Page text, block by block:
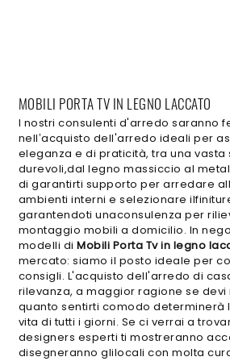
MOBILI PORTA TV IN LEGNO LACCATO
I nostri consulenti d'arredo saranno
nell’acquisto dell'arredo ideali per
eleganza e di praticità, tra una
durevoli,dal legno massiccio al
di garantirti supporto per arredare
ambienti interni e selezionare
garantendoti unaconsulenza per
montaggio mobili a domicilio. In
modelli di Mobili Porta Tvin legno
mercato: siamo il posto ideale per
consigli. L'acquisto dell'arredo di
rilevanza, a maggior ragione se devi
quanto sentirti comodo determinerà
vita di tutti i giorni. Se ci verrai a
designers esperti ti mostreranno
disegneranno glilocali con molta